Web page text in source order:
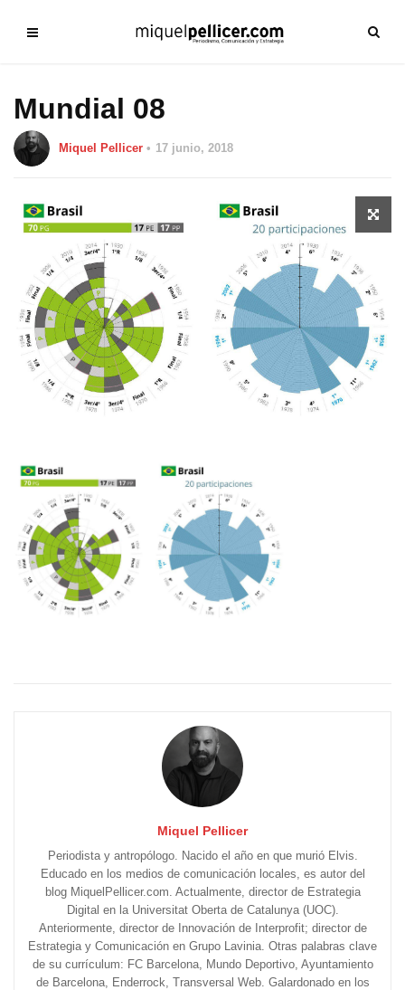
Mundial 08
Miquel Pellicer 17 junio, 2018
Miquel Pellicer
Periodista y antropólogo. Nacido el año en que murió Elvis.
Educado en los medios de comunicación locales, es autor del
blog MiquelPellicer.com. Actualmente, director de Estrategia
Digital en la Universitat Oberta de Catalunya (UOC).
Anteriormente, director de Innovación de Interprofit; director de
Estrategia y Comunicación en Grupo Lavinia. Otras palabras clave
de su currículum: FC Barcelona, Mundo Deportivo, Ayuntamiento
de Barcelona, Enderrock, Transversal Web. Galardonado en los